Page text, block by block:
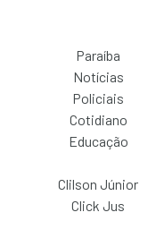
Paraíba
Notícias
Policiais
Cotidiano
Educação
Clilson Júnior
Click Jus